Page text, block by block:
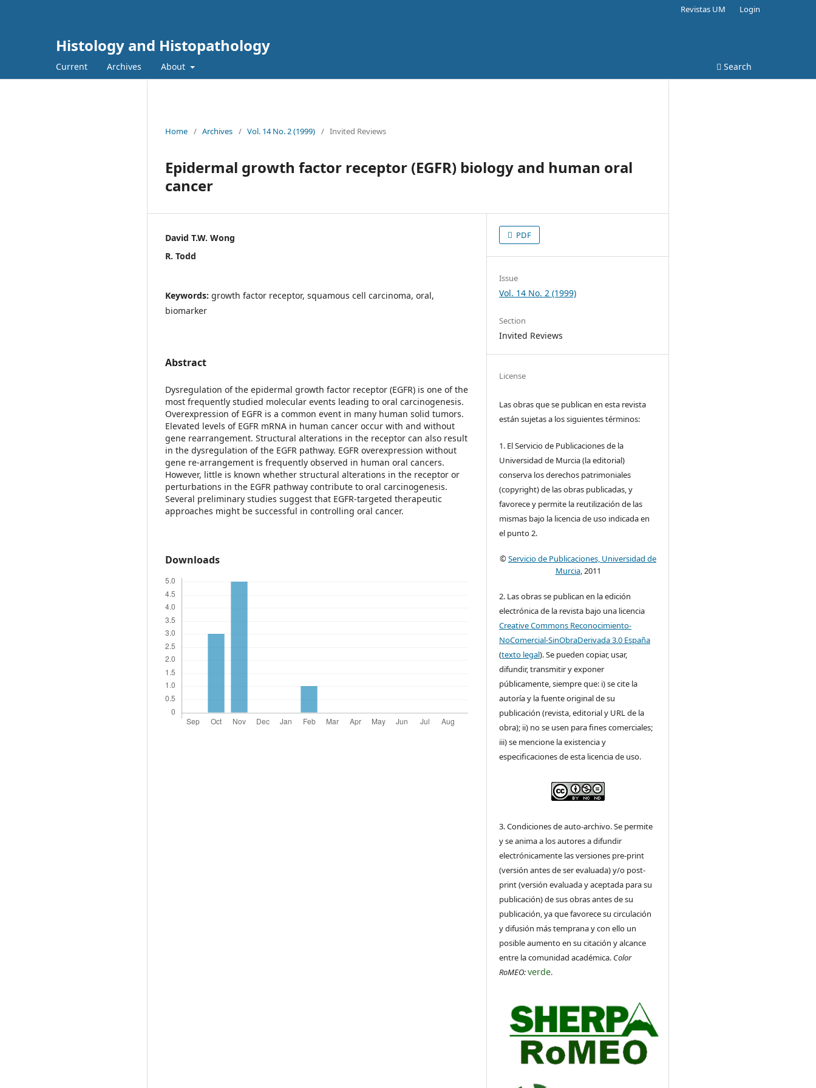
Histology and Histopathology
Current Archives About Search
Revistas UM Login
Home / Archives / Vol. 14 No. 2 (1999) / Invited Reviews
Epidermal growth factor receptor (EGFR) biology and human oral
cancer
David T.W. Wong
R. Todd
Keywords: growth factor receptor, squamous cell carcinoma, oral,
biomarker
Abstract
Dysregulation of the epidermal growth factor receptor (EGFR) is one of the
most frequently studied molecular events leading to oral carcinogenesis.
Overexpression of EGFR is a common event in many human solid tumors.
Elevated levels of EGFR mRNA in human cancer occur with and without
gene rearrangement. Structural alterations in the receptor can also result
in the dysregulation of the EGFR pathway. EGFR overexpression without
gene re-arrangement is frequently observed in human oral cancers.
However, little is known whether structural alterations in the receptor or
perturbations in the EGFR pathway contribute to oral carcinogenesis.
Several preliminary studies suggest that EGFR-targeted therapeutic
approaches might be successful in controlling oral cancer.
Downloads
PDF
Issue
Vol. 14 No. 2 (1999)
Section
Invited Reviews
License
Las obras que se publican en esta revista
están sujetas a los siguientes términos:
1. El Servicio de Publicaciones de la
Universidad de Murcia (la editorial)
conserva los derechos patrimoniales
(copyright) de las obras publicadas, y
favorece y permite la reutilización de las
mismas bajo la licencia de uso indicada en
el punto 2.
©Servicio de Publicaciones, Universidad de
Murcia, 2011
2. Las obras se publican en la edición
electrónica de la revista bajo una licencia
Creative Commons Reconocimiento-
NoComercial-SinObraDerivada 3.0 España
(texto legal). Se pueden copiar, usar,
difundir, transmitir y exponer
públicamente, siempre que: i) se cite la
autoría y la fuente original de su
publicación (revista, editorial y URL de la
obra); ii) no se usen para fines comerciales;
iii) se mencione la existencia y
especificaciones de esta licencia de uso.
3. Condiciones de auto-archivo. Se permite
y se anima a los autores a difundir
electrónicamente las versiones pre-print
(versión antes de ser evaluada) y/o post-
print (versión evaluada y aceptada para su
publicación) de sus obras antes de su
publicación, ya que favorece su circulación
y difusión más temprana y con ello un
posible aumento en su citación y alcance
entre la comunidad académica. Color
RoMEO:verde.